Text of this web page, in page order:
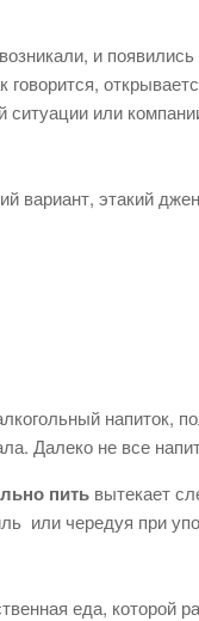
и
говорится,
ситуации или
вариант, этакий
напиток,
Далеко не все
пить вытекает
или чередуя при
еда, которой